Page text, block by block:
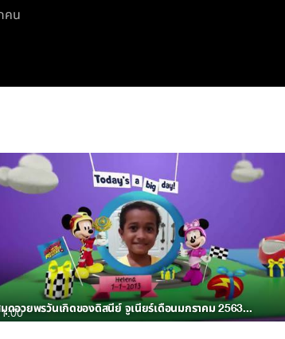
คน
1:00 สมุดอวยพรวันเกิดของดิสนีย์ จูเนียร์เดือนมกราคม 2563 อัลบั้ม 7